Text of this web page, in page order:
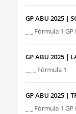
GP ABU 2025 |
_ _ Fórmula 1
GP ABU 2025 |
__ _ Fórmula
GP ABU 2025 |
_ _ Fórmula 1